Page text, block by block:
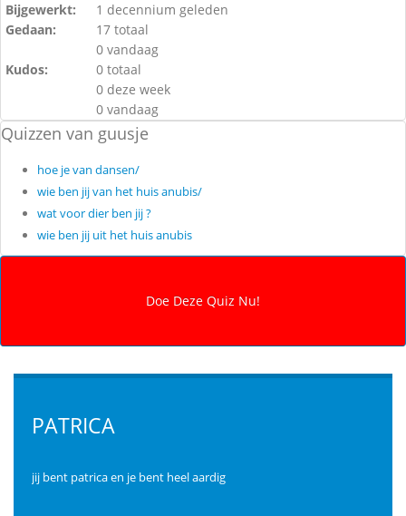
Bijgewerkt:
1 decennium geleden
Gedaan:
17 totaal
0 vandaag
Kudos:
0 totaal
0 deze week
0 vandaag
Quizzen van guusje
hoe je van dansen/
wie ben jij van het huis anubis/
wat voor dier ben jij ?
wie ben jij uit het huis anubis
PATRICA
jij bent patrica en je bent heel aardig